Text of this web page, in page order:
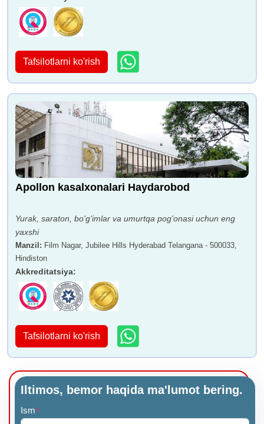
Tafsilotlarni ko'rish
Apollon kasalxonalari Haydarobod
Yurak, saraton, bo'g'imlar va umurtqa pog'onasi uchun eng
yaxshi
Manzil : Film Nagar, Jubilee Hills Hyderabad Telangana - 500033,
Hindiston
Akkreditatsiya:
Tafsilotlarni ko'rish
Iltimos, bemor haqida ma'lumot bering.
Ism*